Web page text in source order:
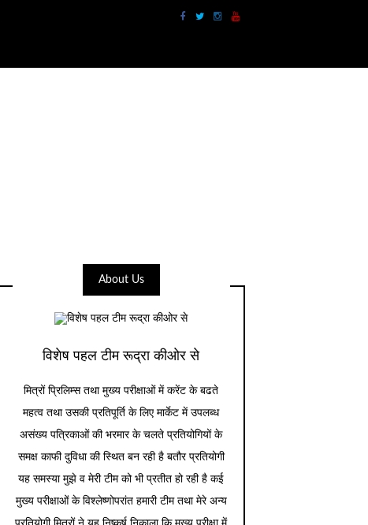
About Us
विशेष पहल टीम रूद्रा कीओर से
मित्रों प्रिलिम्स तथा मुख्य परीक्षाओं में करेंट के बढते
महत्व तथा उसकी प्रतिपूर्ति के लिए मार्केट में उपलब्ध
असंख्य पत्रिकाओं की भरमार के चलते प्रतियोगियों के
समक्ष काफी दुविधा की स्थित बन रही है बतौर प्रतियोगी
यह समस्या मुझे व मेरी टीम को भी प्रतीत हो रही है कई
मुख्य परीक्षाओं के विश्लेष्णोपरांत हमारी टीम तथा मेरे अन्य